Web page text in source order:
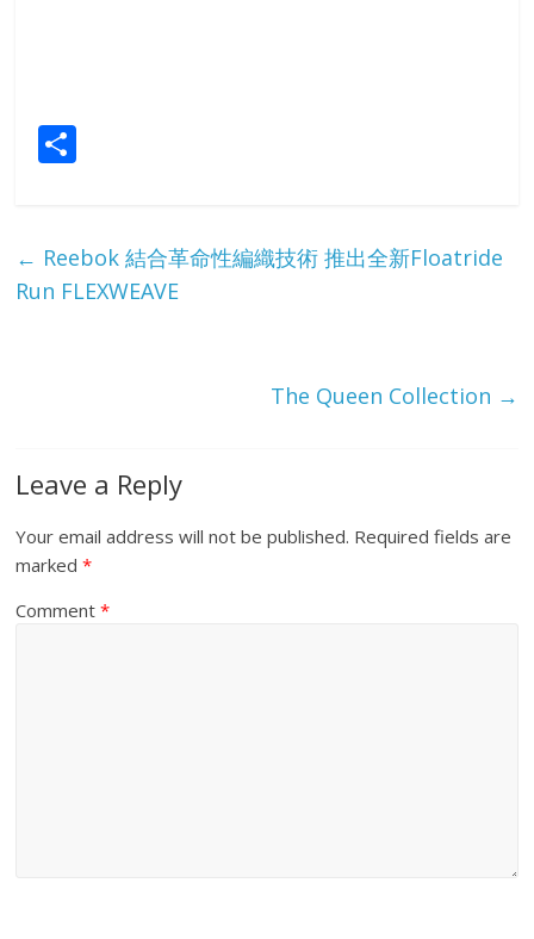
e
← Reebok 結合革命性編織技術 推出全新Floatride
Run FLEXWEAVE
The Queen Collection →
Leave a Reply
Your email address will not be published. Required fields are
marked*
Comment*